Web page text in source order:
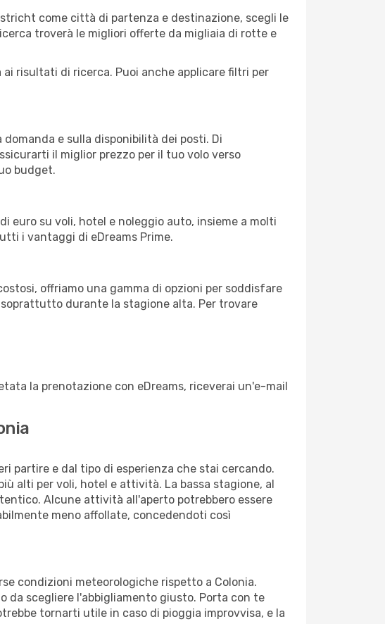
come città di partenza e destinazione, scegli le
troverà le migliori offerte da migliaia di rotte e
risultati di ricerca. Puoi anche applicare filtri per
e sulla disponibilità dei posti. Di
il miglior prezzo per il tuo volo verso
budget.
euro su voli, hotel e noleggio auto, insieme a molti
i vantaggi di eDreams Prime.
offriamo una gamma di opzioni per soddisfare
durante la stagione alta. Per trovare
la prenotazione con eDreams, riceverai un'e-mail
partire e dal tipo di esperienza che stai cercando.
alti per voli, hotel e attività. La bassa stagione, al
Alcune attività all'aperto potrebbero essere
meno affollate, concedendoti così
condizioni meteorologiche rispetto a Colonia.
da scegliere l'abbigliamento giusto. Porta con te
tornarti utile in caso di pioggia improvvisa, e la